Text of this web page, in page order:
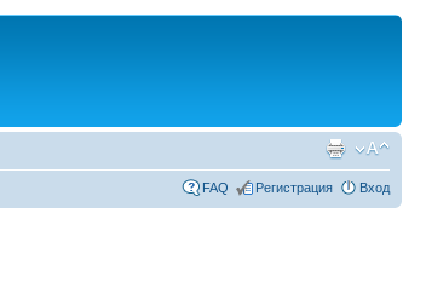
FAQ Регистрация Вход